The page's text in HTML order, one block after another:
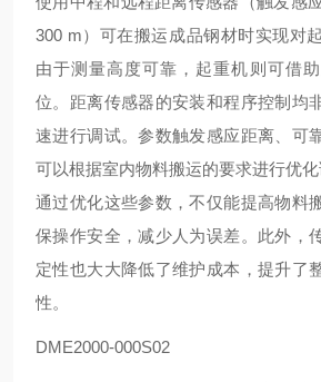
300 m）可在搬运成品钢材时实现对
由于测量高度可靠，起重机则可借
位。距离传感器的安装和程序控制均
速进行调试。参数触发感应距离、可
可以根据室内物料搬运的要求进行优化
通过优化这些参数，不仅能提高物料
保操作安全，减少人为误差。此外，
定性也大大降低了维护成本，提升了
性。
DME2000-000S02